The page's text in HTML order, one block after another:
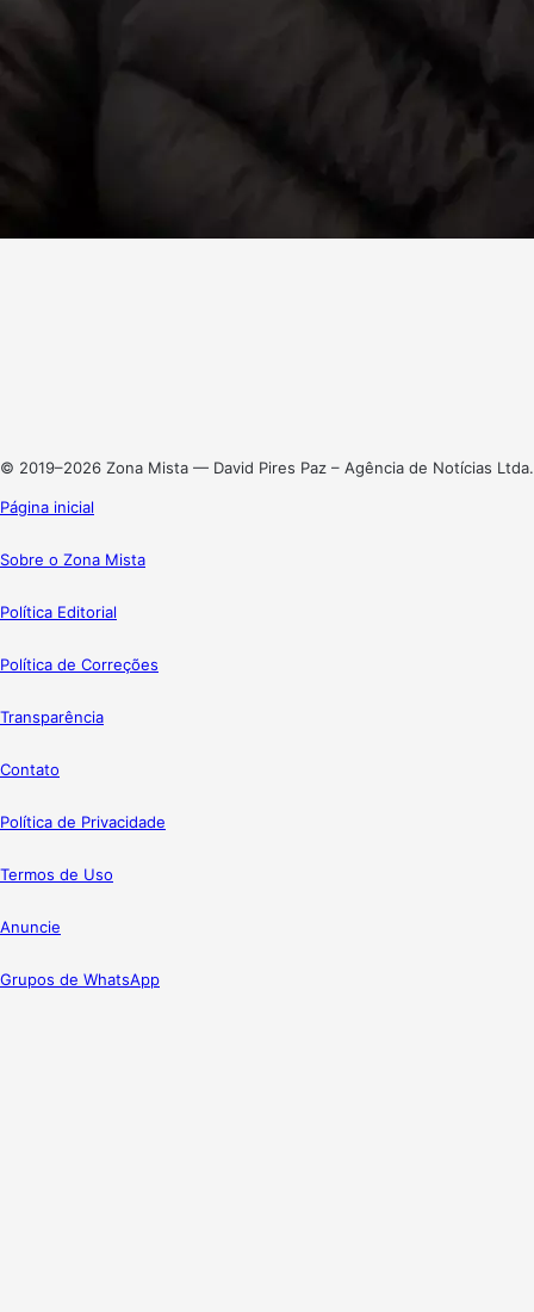
© 2019–2026 Zona Mista — David Pires Paz – Agência de Notícias Ltda.
Página inicial
Sobre o Zona Mista
Política Editorial
Política de Correções
Transparência
Contato
Política de Privacidade
Termos de Uso
Anuncie
Grupos de WhatsApp